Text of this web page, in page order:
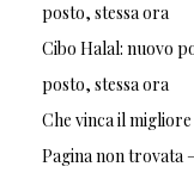
posto, stessa ora
Cibo Halal: nuovo
posto, stessa ora
Che vinca il migliore
Pagina non trovata